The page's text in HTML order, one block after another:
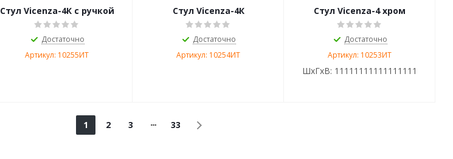
Стул Vicenza-4К с ручкой
Достаточно
Артикул: 10255ИТ
Стул Vicenza-4К
Достаточно
Артикул: 10254ИТ
Стул Vicenza-4 хром
Достаточно
Артикул: 10253ИТ
ШхГхВ: 11111111111111111
1 2 3 33